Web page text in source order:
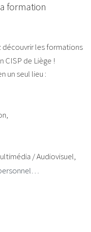
formation
découvrir les formations
CISP de Liège !
un seul lieu :
/ Audiovisuel,